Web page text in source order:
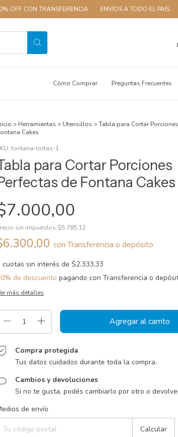
TRANSFERENCIA ENVÍOS A TODO EL PAÍS 3
Cómo Comprar Preguntas Frecuentes
> Herramientas > Utensillos > Tabla para Cortar
Cakes
fontana-tortas-1
para Cortar Porciones
de Fontana Cakes
sin impuestos $5.785,12
con Transferencia o depósito
cuotas sin interés de $2.333,33
de descuento pagando con Transferencia o
más detalles
Compra protegida
Tus datos cuidados durante toda la compra.
Cambios y devoluciones
Si no te gusta, podés cambiarlo por otro o
para el CP:
de envío
Calcular